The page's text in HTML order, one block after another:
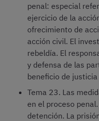
penal: especial
ejercicio de la
ofrecimiento de
acción civil. El
rebeldía. El
y defensa de las
beneficio de
Tema 23. Las
en el proceso
detención. La